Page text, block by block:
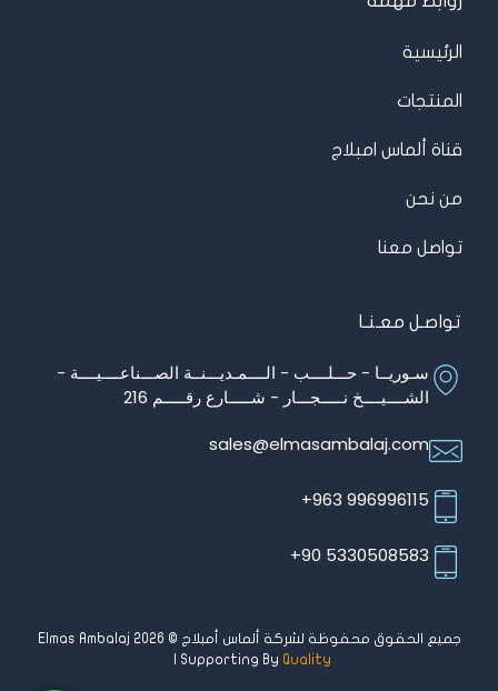
الرئيسية
المنتجات
قناة ألماس امبلاج
من نحن
تواصل معنا
تواصـل معـنـا
سـوريــا - حـــلــــب - الــــمـديـــنــة الصـــناعــــيــــة -
الشــــيــــخ نـــــجـــار - شـــــارع رقـــــم 216
sales@elmasambalaj.com
996996115 963+
5330508583 90+
جميع الحقوق محفوظة لشركة ألماس أمبلاج © Elmas Ambalaj 2026
| Supporting By Quality